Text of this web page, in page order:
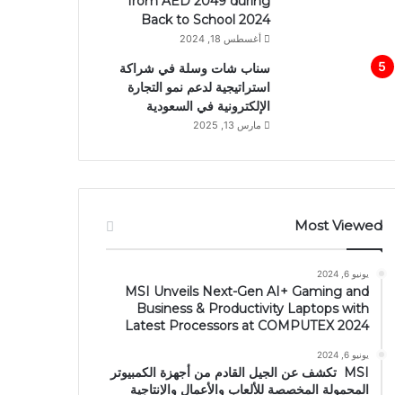
Back to School 2024
أغسطس 18, 2024
سناب شات وسلة في شراكة
استراتيجية لدعم نمو التجارة
الإلكترونية في السعودية
مارس 13, 2025
Most Viewed
يونيو 6, 2024
MSI Unveils Next-Gen AI+ Gaming and
Business & Productivity Laptops with
Latest Processors at COMPUTEX 2024
يونيو 6, 2024
MSI تكشف عن الجيل القادم من أجهزة الكمبيوتر
المحمولة المخصصة للألعاب والأعمال والإنتاجية